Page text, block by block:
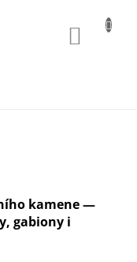
kamene —
gabiony i